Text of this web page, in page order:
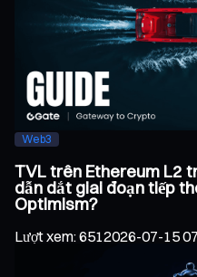
Web3
TVL trên Ethereum L2
dẫn dắt giai đoạn tiếp
Optimism?
Lượt xem:6512026-07-15